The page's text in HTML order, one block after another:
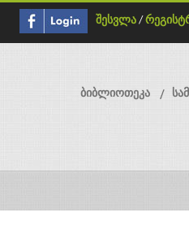
შესვლა /
ბიბლიოთეკა